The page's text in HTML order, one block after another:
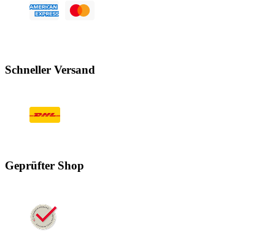
Schneller Versand
Geprüfter Shop